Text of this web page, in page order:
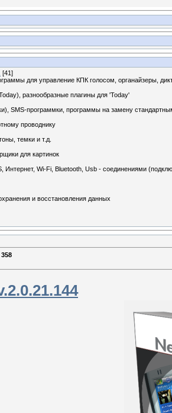
[41]
для управление КПК голосом, органайзеры,
разнообразные плагины для 'Today'
SMS-программки, программы на замену
проводнику
темки и т.д.
для картинок
Интернет, Wi-Fi, Bluetooth, Usb - соединениями
и восстановления данных
358